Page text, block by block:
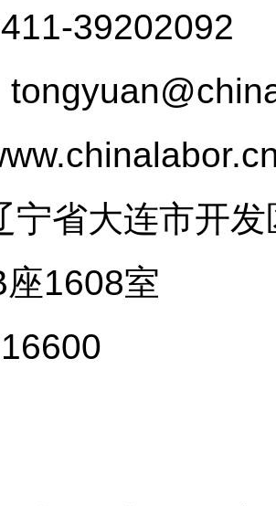
39202092
宁省大连市开
室